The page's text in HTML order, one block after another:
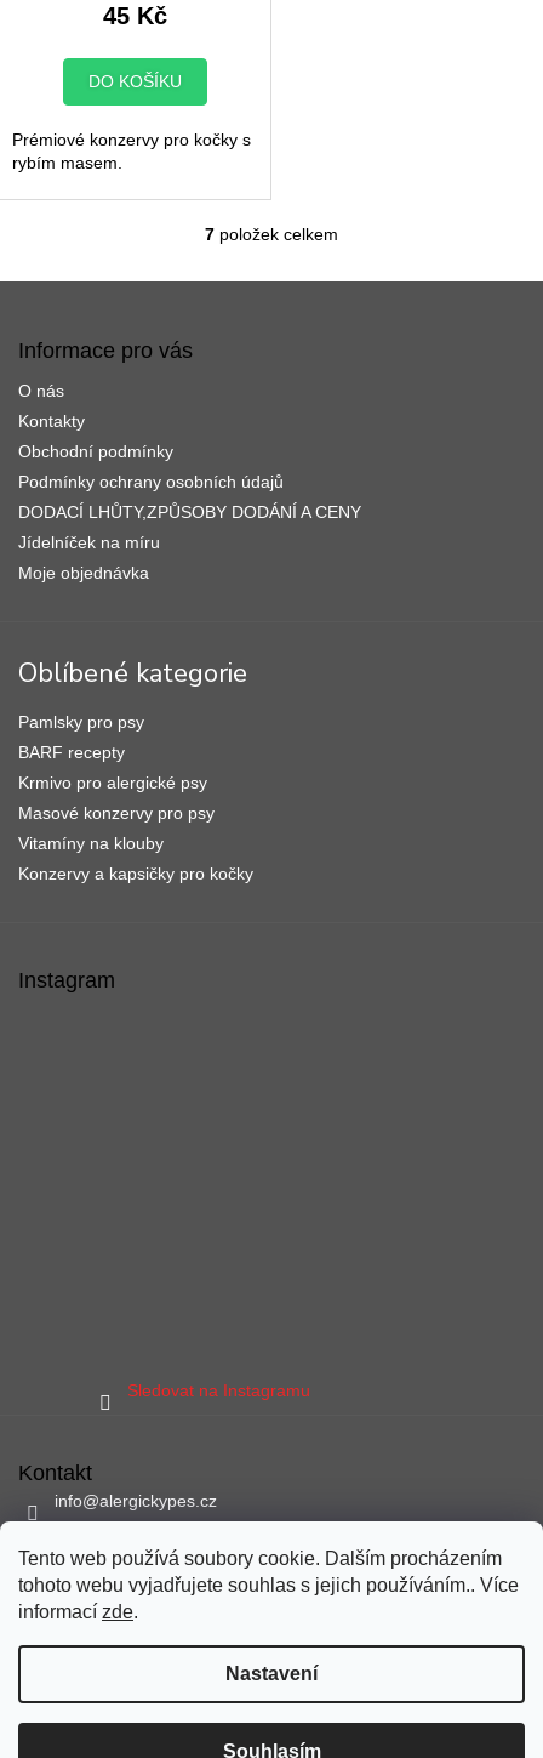
Tento web používá soubory cookie. Dalším procházením
tohoto webu vyjadřujete souhlas s jejich používáním.. Více
informací zde.
Nastavení
Souhlasím
45 Kč
DO KOŠÍKU
Prémiové konzervy pro kočky s
rybím masem.
O
l
v
k
y
7 položek celkem
Z
Informace pro vás
O nás
Kontakty
Obchodní podmínky
Podmínky ochrany osobních údajů
DODACÍ LHŮTY,ZPŮSOBY DODÁNÍ A CENY
Jídelníček na míru
Moje objednávka
Oblíbené kategorie
Pamlsky pro psy
BARF recepty
Krmivo pro alergické psy
Masové konzervy pro psy
Vitamíny na klouby
Konzervy a kapsičky pro kočky
Instagram
Sledovat na Instagramu
Kontakt
info@alergickypes.cz
Sledujte nás na facebooku
alergickypes
Vytvořil Shoptet
alergickypes.cz
. Všechna práva vyhrazena.